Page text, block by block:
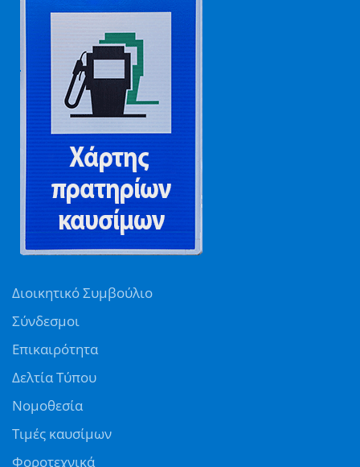
Διοικητικό Συμβούλιο
Σύνδεσμοι
Επικαιρότητα
Δελτία Τύπου
Νομοθεσία
Τιμές καυσίμων
Φοροτεχνικά